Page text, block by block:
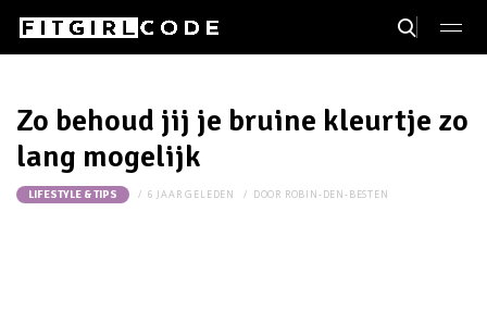
Zo behoud jij je bruine kleurtje zo
lang mogelijk
LIFESTYLE & TIPS 6 JAAR GELEDEN DOOR ROBIN-DEN-BESTEN